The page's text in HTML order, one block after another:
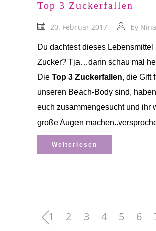
Top 3 Zuckerfallen
20. Februar 2017 by Nina
Du dachtest dieses Lebensmittel
Zucker? Tja…dann schau mal
Die Top 3 Zuckerfallen, die Gift
unseren Beach-Body sind,
euch zusammengesucht und ihr
große Augen
Weiterlesen
1 2 3 4 5 6